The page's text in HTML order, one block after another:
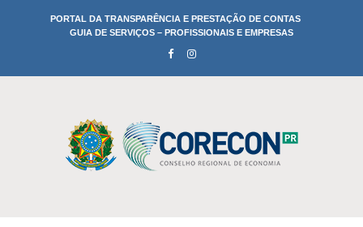
PORTAL DA TRANSPARÊNCIA E PRESTAÇÃO DE CONTAS
GUIA DE SERVIÇOS – PROFISSIONAIS E EMPRESAS